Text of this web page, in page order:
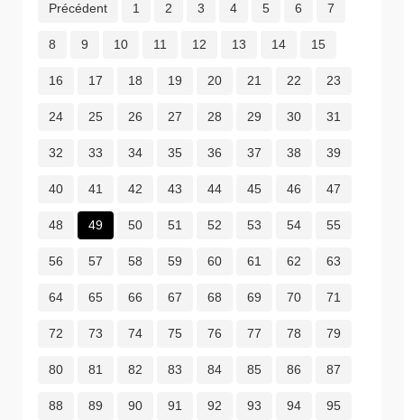
Précédent 1 2 3 4 5 6 7
8 9 10 11 12 13 14 15
16 17 18 19 20 21 22 23
24 25 26 27 28 29 30 31
32 33 34 35 36 37 38 39
40 41 42 43 44 45 46 47
48 49 50 51 52 53 54 55
56 57 58 59 60 61 62 63
64 65 66 67 68 69 70 71
72 73 74 75 76 77 78 79
80 81 82 83 84 85 86 87
88 89 90 91 92 93 94 95